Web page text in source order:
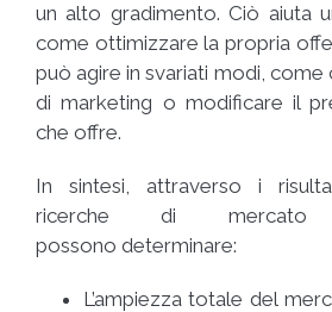
un alto gradimento. Ciò aiuta
come ottimizzare la propria
può agire in svariati modi, come
di marketing o modificare il
che offre.
In sintesi, attraverso i
ricerche di
possono determinare:
L’ampiezza totale del